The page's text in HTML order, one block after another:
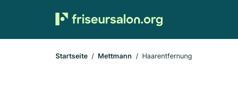
Startseite Mettmann Haarentfernung